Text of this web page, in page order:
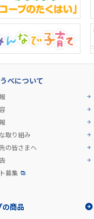
べについて
取り組み
の皆さまへ
募集
の商品